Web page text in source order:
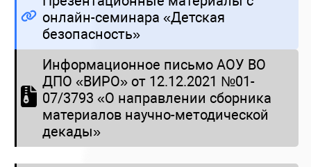
онлайн-семинара «Детская
безопасность»
Информационное письмо АОУ ВО
ДПО «ВИРО» от 12.12.2021 №01-
07/3793 «О направлении сборника
материалов научно-методической
декады»